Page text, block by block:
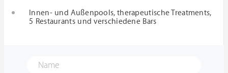
Innen- und Außenpools, therapeutische Treatments,
5 Restaurants und verschiedene Bars